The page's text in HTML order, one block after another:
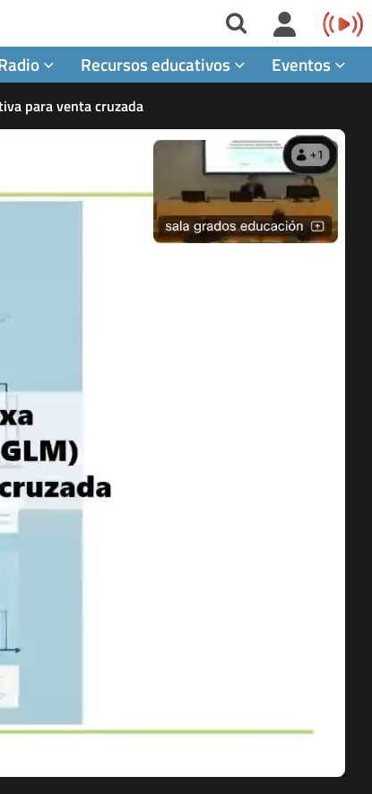
Recursos educativos Eventos
para venta cruzada